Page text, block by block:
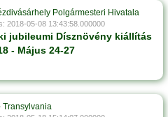
Polgármesteri Hivatala
2018-05-08 13:43:58.000000
jubileumi Dísznövény kiállítás
- Május 24-27
Transylvania